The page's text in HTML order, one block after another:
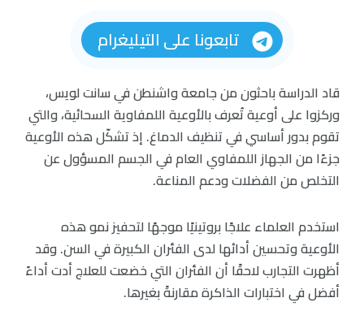
تابعونا على التيليغرام
قاد الدراسة باحثون من جامعة واشنطن في سانت لويس،
وركزوا على أوعية تُعرف بالأوعية اللمفاوية السحائية، والتي
تقوم بدور أساسي في تنظيف الدماغ. إذ تشكّل هذه الأوعية
جزءًا من الجهاز اللمفاوي العام في الجسم المسؤول عن
التخلص من الفضلات ودعم المناعة.
استخدم العلماء علاجًا بروتينيًا موجهًا لتحفيز نمو هذه
الأوعية وتحسين أدائها لدى الفئران الكبيرة في السن. وقد
أظهرت التجارب لاحقًا أن الفئران التي خضعت للعلاج أدت أداءً
أفضل في اختبارات الذاكرة مقارنةً بغيرها.